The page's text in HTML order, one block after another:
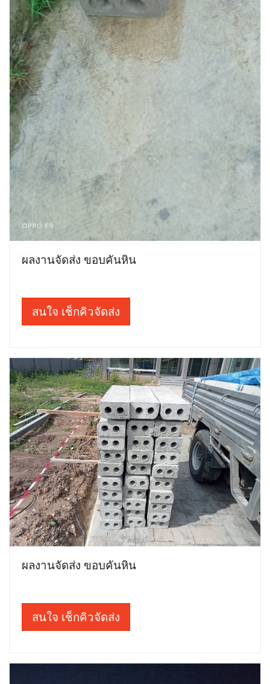
ผลงานจัดส่ง ขอบคันหิน
สนใจ เช็กคิวจัดส่ง
ผลงานจัดส่ง ขอบคันหิน
สนใจ เช็กคิวจัดส่ง